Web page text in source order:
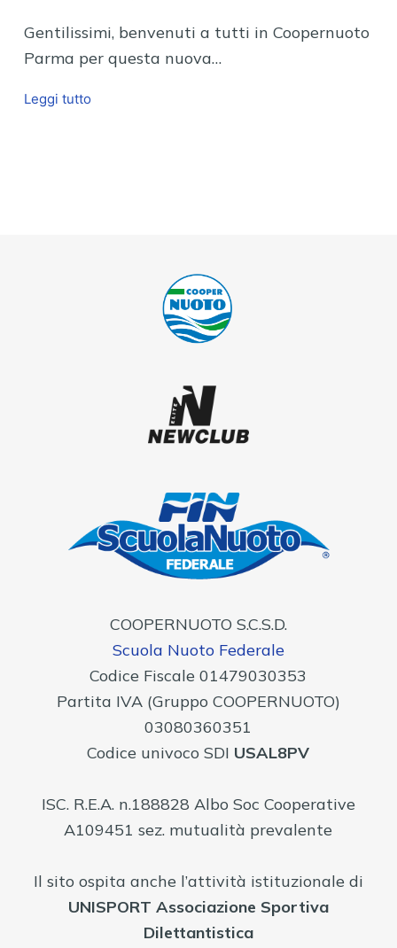
Gentilissimi, benvenuti a tutti in Coopernuoto
Parma per questa nuova…
Leggi tutto
COOPERNUOTO S.C.S.D.
Scuola Nuoto Federale
Codice Fiscale 01479030353
Partita IVA (Gruppo COOPERNUOTO)
03080360351
Codice univoco SDI USAL8PV
ISC. R.E.A. n.188828 Albo Soc Cooperative
A109451 sez. mutualità prevalente
Il sito ospita anche l’attività istituzionale di
UNISPORT Associazione Sportiva
Dilettantistica